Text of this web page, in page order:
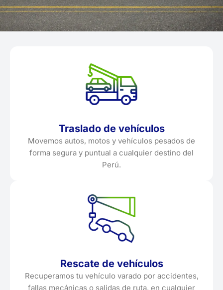
Traslado de vehículos
Movemos autos, motos y vehículos pesados de
forma segura y puntual a cualquier destino del
Perú.
Rescate de vehículos
Recuperamos tu vehículo varado por accidentes,
fallas mecánicas o salidas de ruta, en cualquier